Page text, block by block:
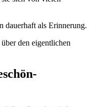
dauerhaft als Erinnerung.
den eigentlichen